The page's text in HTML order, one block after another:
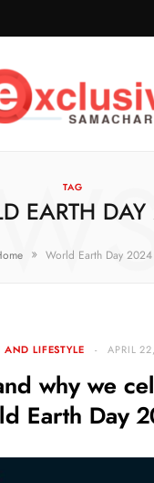
TAG
EARTH
» World Earth Day 2024
AND LIFESTYLE APRIL
why we
Earth Day